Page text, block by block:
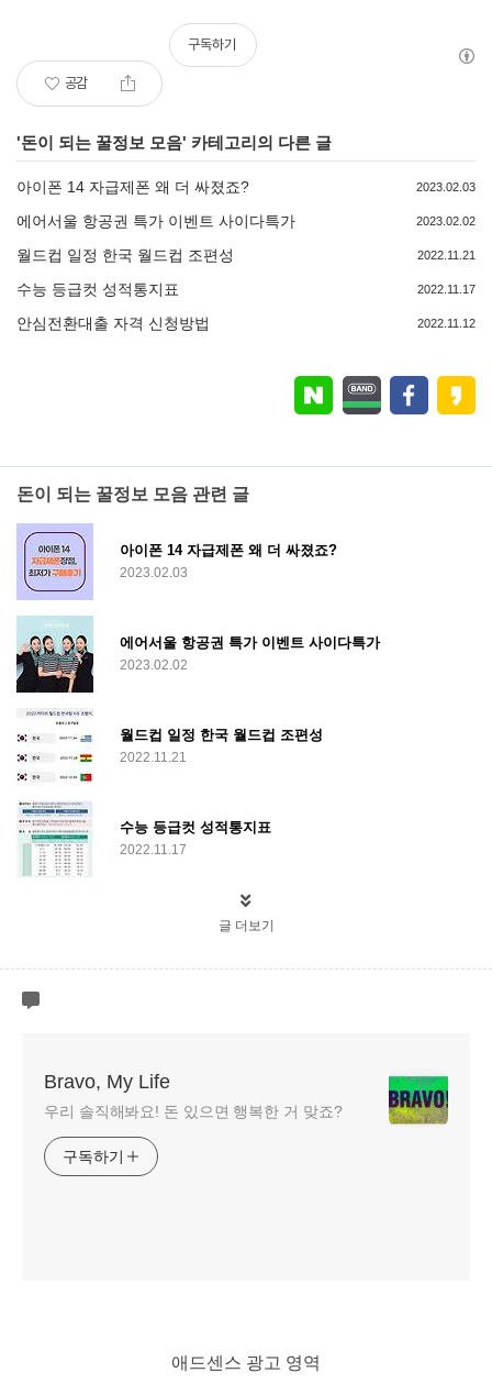
공감
구독하기
'돈이 되는 꿀정보 모음' 카테고리의 다른 글
아이폰 14 자급제폰 왜 더 싸졌죠? 2023.02.03
에어서울 항공권 특가 이벤트 사이다특가 2023.02.02
월드컵 일정 한국 월드컵 조편성 2022.11.21
수능 등급컷 성적통지표 2022.11.17
안심전환대출 자격 신청방법 2022.11.12
돈이 되는 꿀정보 모음 관련 글
아이폰 14 자급제폰 왜 더 싸졌죠?
2023.02.03
에어서울 항공권 특가 이벤트 사이다특가
2023.02.02
월드컵 일정 한국 월드컵 조편성
2022.11.21
수능 등급컷 성적통지표
2022.11.17
글 더보기
Bravo, My Life
우리 솔직해봐요! 돈 있으면 행복한 거 맞죠?
구독하기
애드센스 광고 영역